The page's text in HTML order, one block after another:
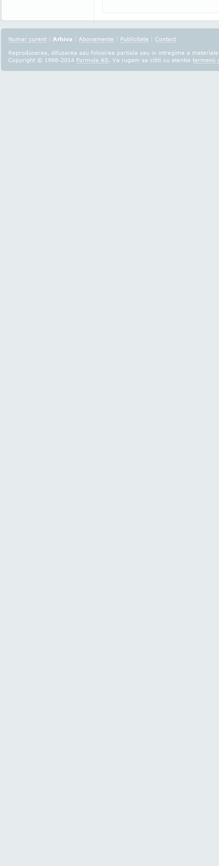
Numar curent | Arhiva | Abonamente | Publicitate | Contact
Reproducerea, difuzarea sau folosirea partiala sau in intregime a
Copyright © 1998-2014 Formula AS. Va rugam sa cititi cu atentie termenii